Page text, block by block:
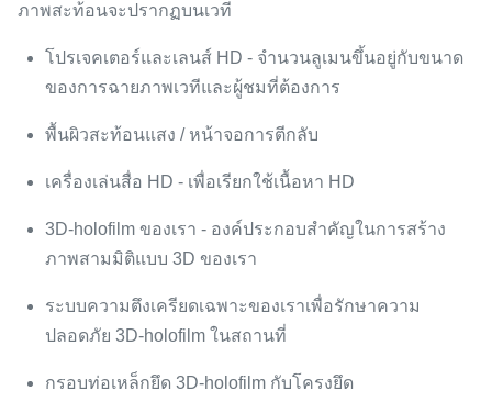
ภาพสะท้อนจะปรากฏบนเวที
โปรเจคเตอร์และเลนส์ HD - จำนวนลูเมนขึ้นอยู่กับขนาด
ของการฉายภาพเวทีและผู้ชมที่ต้องการ
พื้นผิวสะท้อนแสง / หน้าจอการตีกลับ
เครื่องเล่นสื่อ HD - เพื่อเรียกใช้เนื้อหา HD
3D-holofilm ของเรา - องค์ประกอบสำคัญในการสร้าง
ภาพสามมิติแบบ 3D ของเรา
ระบบความตึงเครียดเฉพาะของเราเพื่อรักษาความ
ปลอดภัย 3D-holofilm ในสถานที่
กรอบท่อเหล็กยึด 3D-holofilm กับโครงยึด